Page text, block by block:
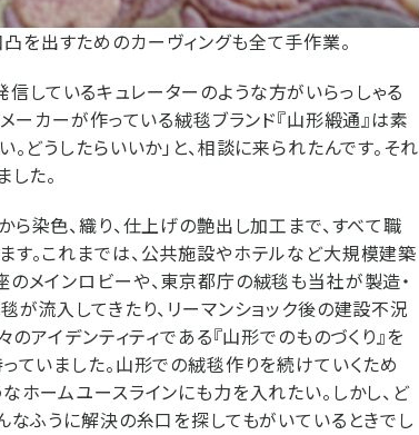
を出すためのカーヴィングも全て手作業。
ているキュレーターのような方がいらっしゃる
ーカーが作っている絨毯ブランド『山形緞通』は素
どうしたらいいか」と、相談に来られたんです。それ
た。
染色、織り、仕上げの艶出し加工まで、すべて職
。これまでは、公共施設やホテルなど大規模建築
メインロビーや、東京都庁の絨毯も当社が製造・
が流入してきたり、リーマンショック後の建設不況
アイデンティティである『山形でのものづくり』を
ていました。山形での絨毯作りを続けていくため
ホームユースラインにも力を入れたい。しかし、ど
なふうに解決の糸口を探してもがいているときでし